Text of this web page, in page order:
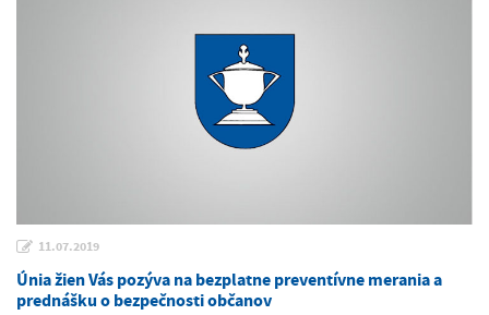
11.07.2019
Únia žien Vás pozýva na bezplatne preventívne merania a
prednášku o bezpečnosti občanov